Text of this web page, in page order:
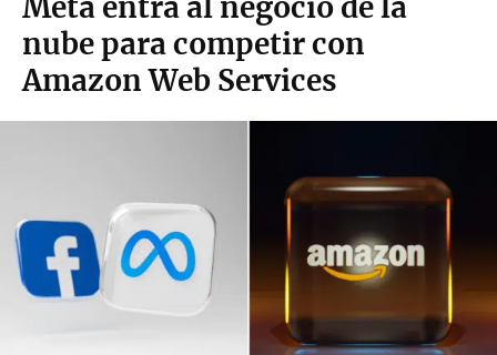
nube para competir con
Amazon Web Services